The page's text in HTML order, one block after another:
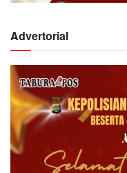
Advertorial